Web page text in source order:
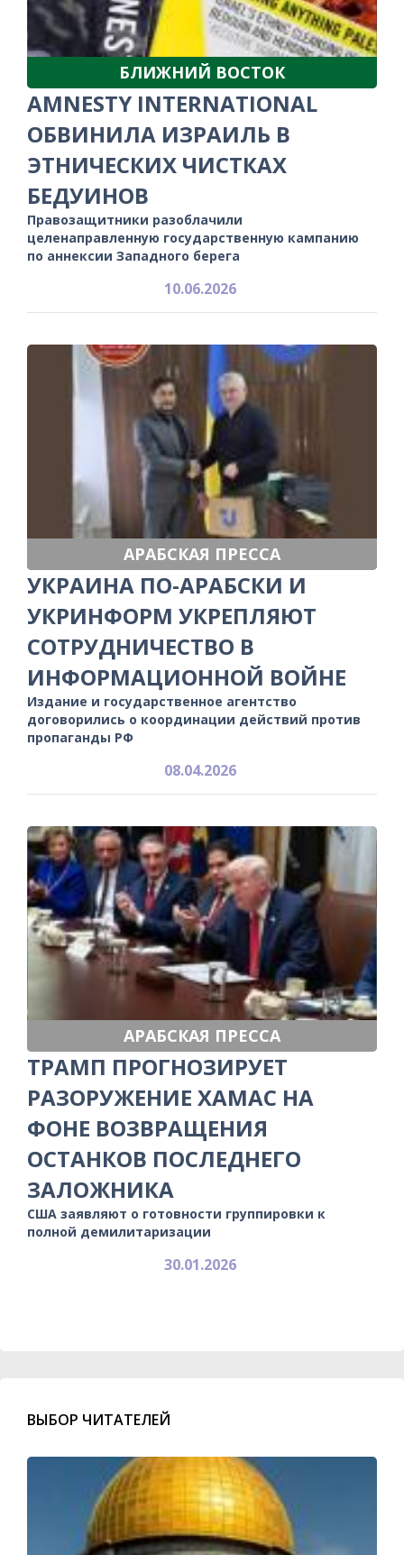
БЛИЖНИЙ ВОСТОК
AMNESTY INTERNATIONAL
ОБВИНИЛА ИЗРАИЛЬ В
ЭТНИЧЕСКИХ ЧИСТКАХ
БЕДУИНОВ
Правозащитники разоблачили
целенаправленную государственную кампанию
по аннексии Западного берега
10.06.2026
АРАБСКАЯ ПРЕССА
УКРАИНА ПО-АРАБСКИ И
УКРИНФОРМ УКРЕПЛЯЮТ
СОТРУДНИЧЕСТВО В
ИНФОРМАЦИОННОЙ ВОЙНЕ
Издание и государственное агентство
договорились о координации действий против
пропаганды РФ
08.04.2026
АРАБСКАЯ ПРЕССА
ТРАМП ПРОГНОЗИРУЕТ
РАЗОРУЖЕНИЕ ХАМАС НА
ФОНЕ ВОЗВРАЩЕНИЯ
ОСТАНКОВ ПОСЛЕДНЕГО
ЗАЛОЖНИКА
США заявляют о готовности группировки к
полной демилитаризации
30.01.2026
ВЫБОР ЧИТАТЕЛЕЙ